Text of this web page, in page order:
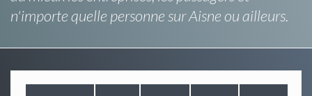
n'importe quelle personne sur Aisne ou ailleurs.